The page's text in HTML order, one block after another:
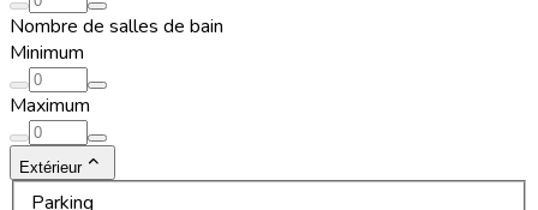
Nombre de salles de bain
Minimum
Maximum
Extérieur
Parking